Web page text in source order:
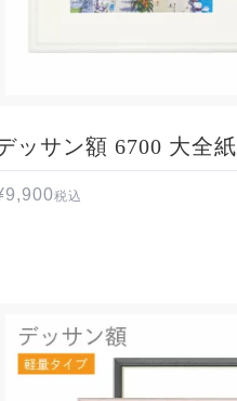
ッサン額 6700 大全紙
9,900税込